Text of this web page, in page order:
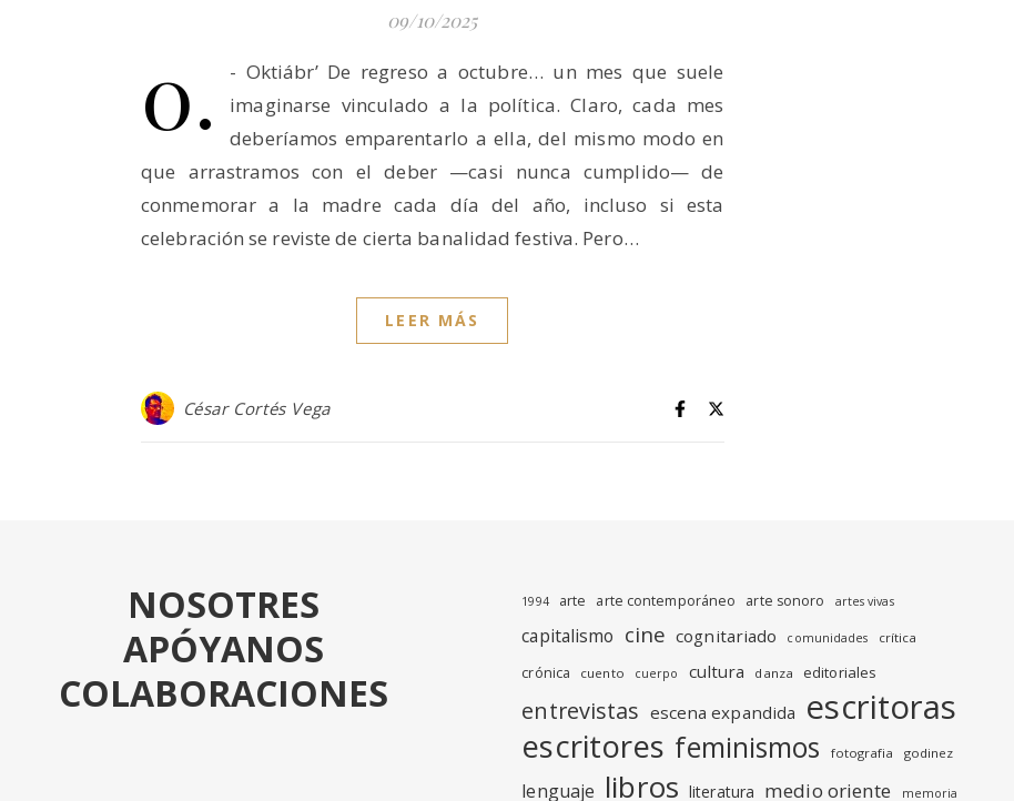
09/10/2025
0.
- Oktiábr’ De regreso a octubre… un mes que suele
imaginarse vinculado a la política. Claro, cada mes
deberíamos emparentarlo a ella, del mismo modo en
que arrastramos con el deber —casi nunca cumplido— de
conmemorar a la madre cada día del año, incluso si esta
celebración se reviste de cierta banalidad festiva. Pero…
LEER MÁS
César Cortés Vega
NOSOTRES
APÓYANOS
COLABORACIONES
1994 arte arte contemporáneo arte sonoro artes vivas
capitalismo cine cognitariado comunidades crítica
crónica cuento cuerpo cultura danza editoriales
entrevistas escena expandida escritoras
escritores feminismos fotografia godinez
lenguaje libros literatura medio oriente memoria